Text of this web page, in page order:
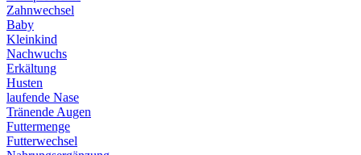
Zahnwechsel
Baby
Kleinkind
Nachwuchs
Erkältung
Husten
laufende Nase
Tränende Augen
Futtermenge
Futterwechsel